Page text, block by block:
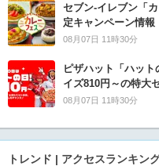
セブン‐イレブン「
定キャンペーン情報
08月07日 11時30分
ピザハット「ハッ
イズ810円～の特大
08月07日 11時30分
トレンド | アクセスランキン